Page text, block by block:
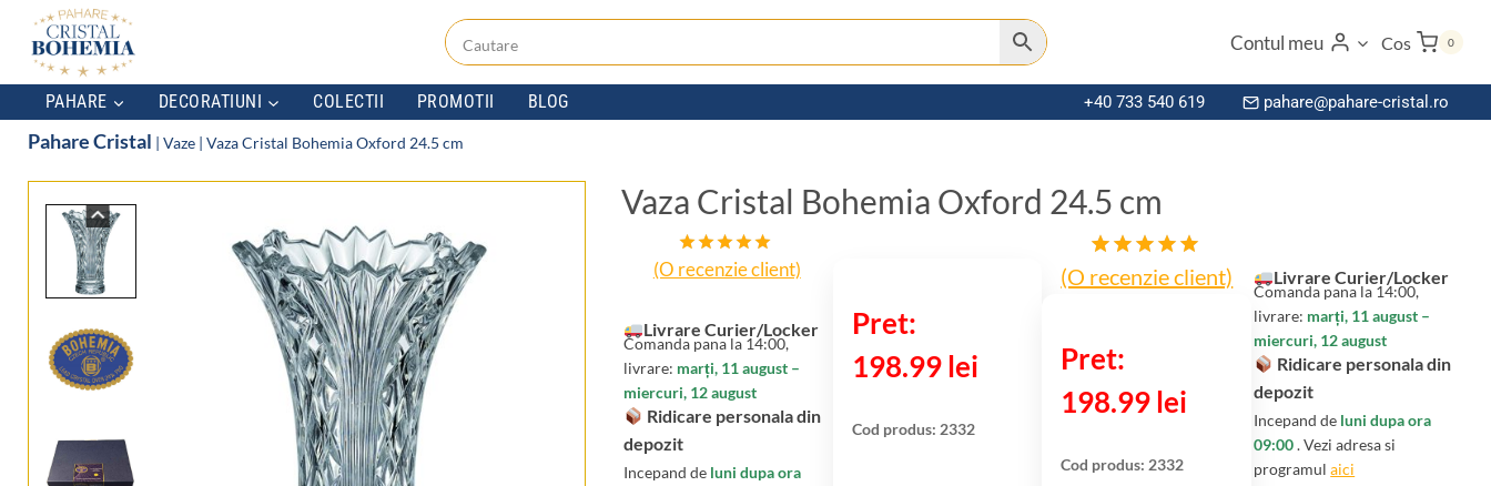
content
Contul meu Cos 0
PAHARE DECORATIUNI COLECTII PROMOTII BLOG +40 733 540 619 pahare@pahare-cristal.ro
Pahare Cristal | Vaze | Vaza Cristal Bohemia Oxford 24.5 cm
Vaza Cristal Bohemia Oxford 24.5 cm
Evaluat la
unei
singure
evaluări
(O recenzie client)
Livrare Curier/Locker
Comanda pana la 14:00,
livrare: marți, 11 august –
miercuri, 12 august
Ridicare personala din
depozit
Incepand de luni dupa ora
198.99 lei
Cod produs: 2332
Evaluat la
singure
evaluări
(O recenzie client)
198.99 lei
Cod produs: 2332
Livrare Curier/Locker
Comanda pana la 14:00,
livrare: marți, 11 august –
miercuri, 12 august
Ridicare personala din
depozit
Incepand de luni dupa ora
09:00. Vezi adresa si
programulaici